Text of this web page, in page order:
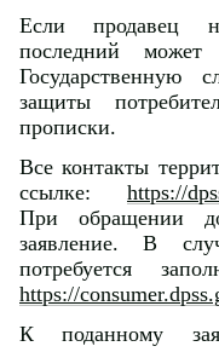
Если продавец
последний
Государственную
защиты
прописки.
Все контакты
ссылке: https://
При обращении
заявление. В
потребуется
https://
К поданному